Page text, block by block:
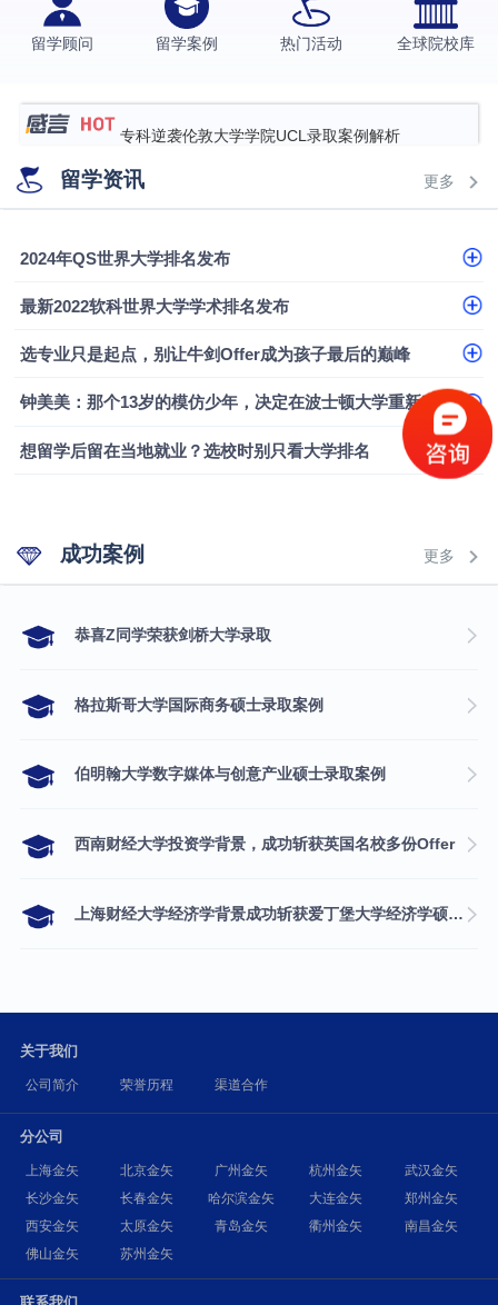
留学顾问 留学案例 热门活动 全球院校库
西南财经大学投资学背景，成功斩获英国名校多份
上海财经大学经济学背景成功斩获爱丁堡大学经济学
专科逆袭伦敦大学学院UCL录取案例解析
香港浸会大学伦理与公共事务硕士录取
从上海财大2+2到谢菲尔德：低均分逆袭QS百强金
融会计硕士实录
从上海财大2+2到谢菲尔德：低均分逆袭QS百强金
留学资讯 更多
2024年QS世界大学排名发布
最新2022软科世界大学学术排名发布
选专业只是起点，别让牛剑Offer成为孩子最后的巅峰
钟美美：那个13岁的模仿少年，决定在波士顿大学重新定义自己
想留学后留在当地就业？选校时别只看大学排名
成功案例 更多
​恭喜Z同学荣获剑桥大学录取
格拉斯哥大学国际商务硕士录取案例
伯明翰大学数字媒体与创意产业硕士录取案例
西南财经大学投资学背景，成功斩获英国名校多份Offer
上海财经大学经济学背景成功斩获爱丁堡大学经济学硕士录取
关于我们
公司简介 荣誉历程 渠道合作
分公司
上海金矢 北京金矢 广州金矢 杭州金矢
武汉金矢
长沙金矢
长春金矢 哈尔滨金矢 大连金矢
郑州金矢
西安金矢
太原金矢 青岛金矢 衢州金矢
南昌金矢
佛山金矢
苏州金矢